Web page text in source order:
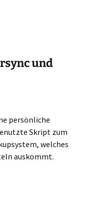
und
persönliche
Skript zum
welches
auskommt.